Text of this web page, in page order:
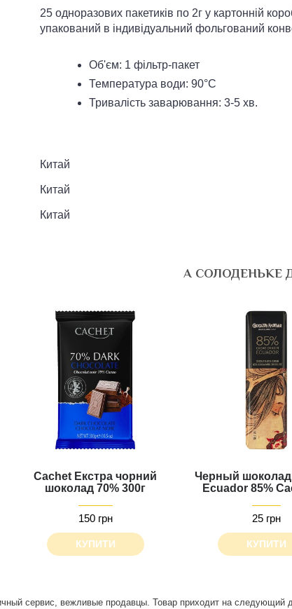
25 одноразових пакетиків по 2г у картонній
упакований в індивідуальний фольгований
Об'єм: 1 фільтр-пакет
Температура води: 90°С
Тривалість заварювання: 3-5 хв.
Китай
Китай
Китай
А СОЛОДЕНЬКЕ
Cachet Екстра чорний
шоколад 70% 300г
150 грн
КУПИТИ
Черный шоколад
Ecuador 85%
25 грн
КУПИТИ
в подарок особенно. Будет классно, если появится опция